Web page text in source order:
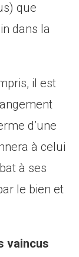
que
dans la
il est
d’une
à celui
à ses
le bien et
vaincus